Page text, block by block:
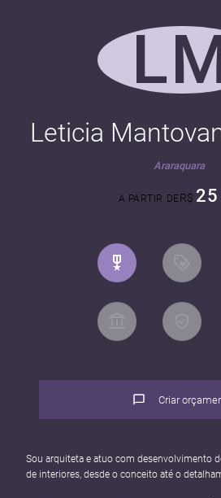
Leticia
Araraquara
A PARTIR DER$ 25
Criar
Sou arquiteta e atuo com desenvolvimento
de interiores, desde o conceito até o